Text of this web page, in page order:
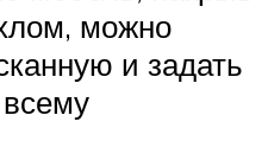
можно
и задать